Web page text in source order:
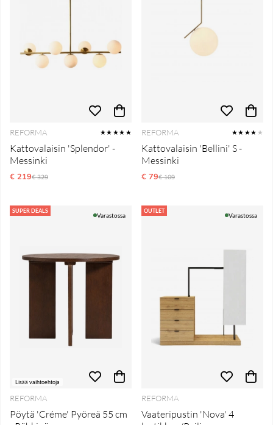
REFORMA ★★★★★
Kattovalaisin 'Splendor' -
Messinki
€ 219Normaali hinta
€ 329
REFORMA ★★★★ ★
Kattovalaisin 'Bellini' S -
Messinki
€ 79Normaali hinta
€ 109
SUPER DEALS
Lisää vaihtoehtoja
Varastossa
REFORMA
Pöytä 'Créme' Pyöreä 55 cm
OUTLET
Varastossa
REFORMA
Vaateripustin 'Nova' 4